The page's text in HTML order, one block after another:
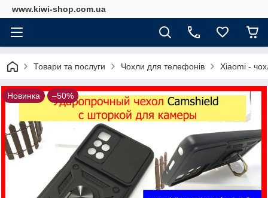
www.kiwi-shop.com.ua
Товари та послуги Чохли для телефонів Xiaomi -
Новинка –50%